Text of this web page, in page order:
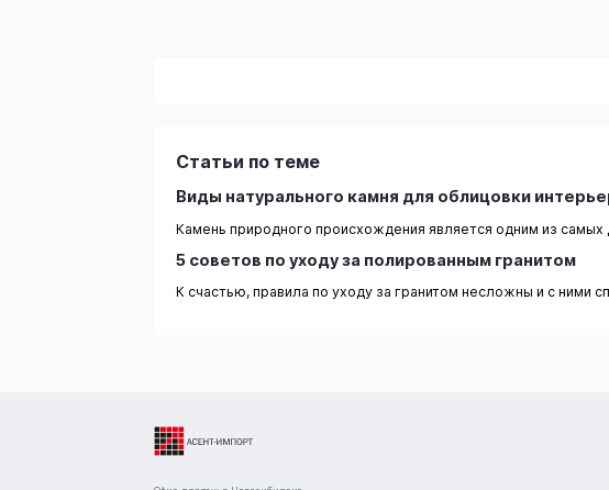
Статьи по теме
Виды натурального камня для облицовки
Камень природного происхождения является одним из
5 советов по уходу за полированным гранитом
К счастью, правила по уходу за гранитом несложны и с ними